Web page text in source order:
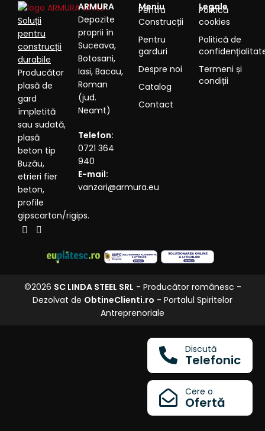
Soluții
pentru
construcții
durabile
Producător
plasă de
gard
împletită
sau sudată,
plasă
beton tip
Buzău,
etrieri fier
beton,
profile
gipscarton/rigips.
ARMURA
Depozite
proprii în
Suceava,
Botosani,
Iasi, Bacau,
Roman
(jud.
Neamt)
Telefon:
0721 364
940
E-mail:
vanzari@armura.eu
Meniu
Pentru
Construcții
Pentru
garduri
Despre noi
Catalog
Contact
Legale
Politică
cookies
Politică de
Termeni și
condiții
©2026 SC LINDA STEEL SRL - Producător românesc -
Dezolvat de ObtineClienti.ro - Portalul Spiritelor
Antreprenoriale
Discută
Telefonic
Cere o
Ofertă